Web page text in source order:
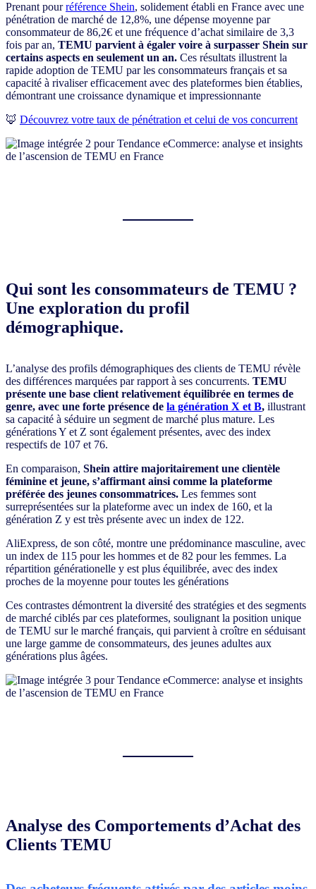
Prenant pourréférence Shein, solidement établi en France avec une
pénétration de marché de 12,8%, une dépense moyenne par
consommateur de 86,2€ et une fréquence d’achat similaire de 3,3
fois par an, TEMU parvient à égaler voire à surpasser Shein sur
certains aspects en seulement un an. Ces résultats illustrent la
rapide adoption de TEMU par les consommateurs français et sa
capacité à rivaliser efficacement avec des plateformes bien établies,
démontrant une croissance dynamique et impressionnante
🦊 Découvrez votre taux de pénétration et celui de vos concurrent
Qui sont les consommateurs de TEMU ?
Une exploration du profil
démographique.
L’analyse des profils démographiques des clients de TEMU révèle
des différences marquées par rapport à ses concurrents. TEMU
présente une base client relativement équilibrée en termes de
genre, avec une forte présence de la génération X et B, illustrant
sa capacité à séduire un segment de marché plus mature. Les
générations Y et Z sont également présentes, avec des index
respectifs de 107 et 76.
En comparaison, Shein attire majoritairement une clientèle
féminine et jeune, s’affirmant ainsi comme la plateforme
préférée des jeunes consommatrices. Les femmes sont
surreprésentées sur la plateforme avec un index de 160, et la
génération Z y est très présente avec un index de 122.
AliExpress, de son côté, montre une prédominance masculine, avec
un index de 115 pour les hommes et de 82 pour les femmes. La
répartition générationelle y est plus équilibrée, avec des index
proches de la moyenne pour toutes les générations
Ces contrastes démontrent la diversité des stratégies et des segments
de marché ciblés par ces plateformes, soulignant la position unique
de TEMU sur le marché français, qui parvient à croître en séduisant
une large gamme de consommateurs, des jeunes adultes aux
générations plus âgées.
Analyse des Comportements d’Achat des
Clients TEMU